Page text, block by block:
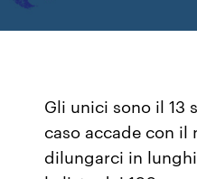
Gli unici sono il 13
caso accade con il
dilungarci in